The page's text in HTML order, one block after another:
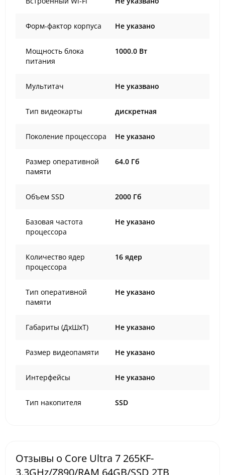
Форм-фактор корпуса Не указано
Мощность блока
питания
1000.0 Вт
Мультитач Не указвано
Тип видеокарты дискретная
Поколение процессора Не указано
Размер оперативной
памяти
64.0 Гб
Объем SSD 2000 Гб
Базовая частота
процессора
Не указано
Количество ядер
процессора
16 ядер
Тип оперативной
памяти
Не указано
Габариты (ДхШхТ) Не указано
Размер видеопамяти Не указано
Интерфейсы Не указано
Тип накопителя SSD
Отзывы о Core Ultra 7 265KF-
3.3GHz/Z890/RAM 64GB/SSD 2TB